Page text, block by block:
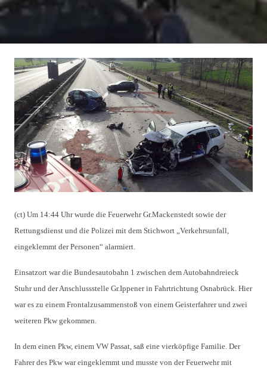
(ct) Um 14:44 Uhr wurde die Feuerwehr Gr.Mackenstedt sowie der
Rettungsdienst und die Polizei mit dem Stichwort „Verkehrsunfall,
eingeklemmt der Personen“ alarmiert.
Einsatzort war die Bundesautobahn 1 zwischen dem Autobahndreieck
Stuhr und der Anschlussstelle Gr.Ippener in Fahrtrichtung Osnabrück. Hier
war es zu einem Frontalzusammenstoß von einem Geisterfahrer und zwei
weiteren Pkw gekommen.
In dem einen Pkw, einem VW Passat, saß eine vierköpfige Familie. Der
Fahrer des Pkw war eingeklemmt und musste von der Feuerwehr mit